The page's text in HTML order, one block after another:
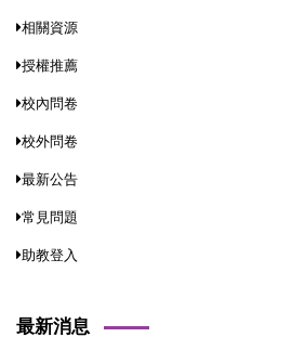
相關資源
授權推薦
校內問卷
校外問卷
最新公告
常見問題
助教登入
最新消息